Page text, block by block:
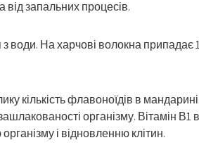
запальних процесів.
води. На харчові волокна припадає
кількість флавоноїдів в
організму. Вітамін В1
і відновленню клітин.